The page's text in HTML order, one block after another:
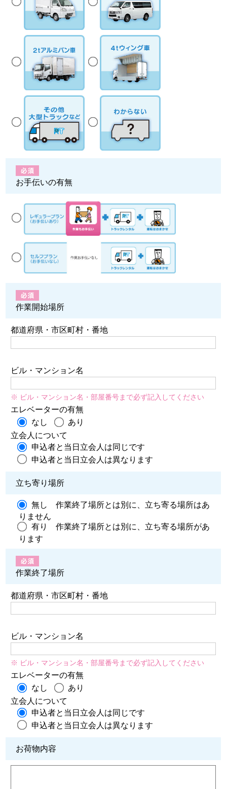
お手伝いの有無
作業開始場所
都道府県・市区町村・番地
ビル・マンション名
※ ビル・マンション名・部屋番号まで必ず記入してください
エレベーターの有無
なし
あり
立会人について
申込者と当日立会人は同じです
申込者と当日立会人は異なります
立ち寄り場所
無し 作業終了場所とは別に、立ち寄る場所はあ
りません
有り 作業終了場所とは別に、立ち寄る場所があ
ります
作業終了場所
都道府県・市区町村・番地
ビル・マンション名
※ ビル・マンション名・部屋番号まで必ず記入してください
エレベーターの有無
なし
あり
立会人について
申込者と当日立会人は同じです
申込者と当日立会人は異なります
お荷物内容